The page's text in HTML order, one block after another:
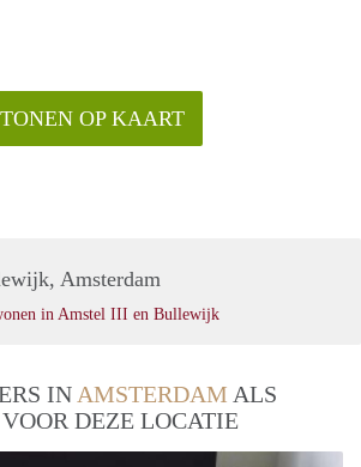
TONEN OP KAART
Amsterdam
in Amstel III en Bullewijk
IN AMSTERDAM ALS
DEZE LOCATIE